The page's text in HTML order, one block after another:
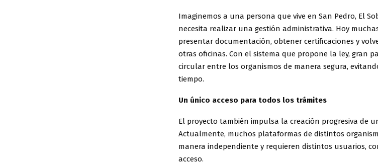
Imaginemos a una persona que vive en San Pedro, El
necesita realizar una gestión administrativa. Hoy
presentar documentación, obtener certificaciones y
otras oficinas. Con el sistema que propone la ley, gran
circular entre los organismos de manera segura,
tiempo.
Un único acceso para todos los trámites
El proyecto también impulsa la creación progresiva de
Actualmente, muchos plataformas de distintos
manera independiente y requieren distintos usuarios,
acceso.